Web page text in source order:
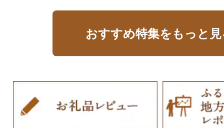
おすすめ特集をもっと